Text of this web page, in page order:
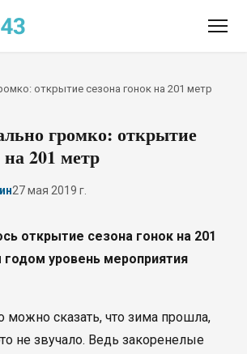
открытие сезона гонок на 201 метр
громко: открытие
на 201 метр
27 мая 2019 г.
открытие сезона гонок на 201
уровень мероприятия
можно сказать, что зима прошла,
не звучало. Ведь закоренелые